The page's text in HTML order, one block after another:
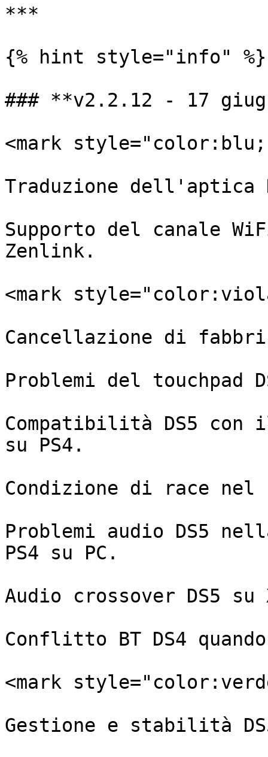
***
{% hint style="info" %}
### **v2.2.12 - 17
<mark
Traduzione
Supporto del canale
Zenlink.
<mark
Cancellazione di
Problemi del touchpad
Compatibilità DS5
su PS4.
Condizione di race nel
Problemi audio DS5
PS4 su PC.
Audio crossover DS5 su
Conflitto BT DS4
<mark
Gestione e stabilità